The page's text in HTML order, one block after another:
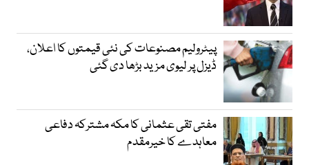
پیٹرولیم مصنوعات کی نئی قیمتوں کا اعلان،
ڈیزل پر لیوی مزید بڑھا دی گئی
مفتی تقی عثمانی کا مکہ مشترکہ دفاعی
معاہدے کا خیرمقدم